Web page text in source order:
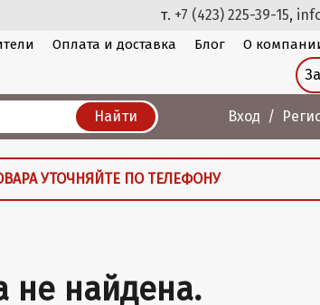
т. +7 (423) 225-39-15,
Оплата и доставка Блог О
Найти Вход
УТОЧНЯЙТЕ ПО ТЕЛЕФОНУ
не найдена.